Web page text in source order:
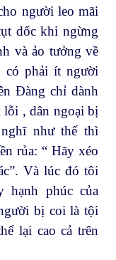
người leo mãi
dốc khi ngừng
và ảo tưởng về
có phải ít người
Đàng chỉ dành
, dân ngoại bị
như thế thì
rủa: “ Hãy xéo
Và lúc đó tôi
hạnh phúc của
bị coi là tội
lại cao cả trên